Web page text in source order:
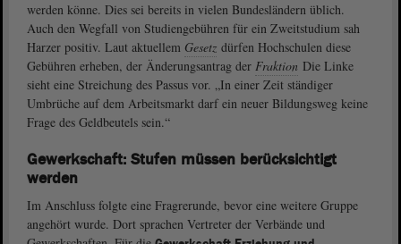
werden könne. Dies sei bereits in vielen Bundesländern üblich.
Auch den Wegfall von Studiengebühren für ein Zweitstudium sah
Harzer positiv. Laut aktuellem Gesetz dürfen Hochschulen diese
Gebühren erheben, der Änderungsantrag der Fraktion Die Linke
sieht eine Streichung des Passus vor. „In einer Zeit ständiger
Umbrüche auf dem Arbeitsmarkt darf ein neuer Bildungsweg keine
Frage des Geldbeutels sein.“
Gewerkschaft: Stufen müssen berücksichtigt
werden
Im Anschluss folgte eine Fragrerunde, bevor eine weitere Gruppe
angehört wurde. Dort sprachen Vertreter der Verbände und